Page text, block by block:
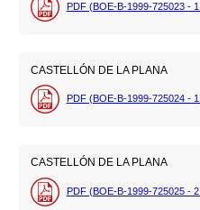
PDF (BOE-B-1999-725023 - 1
CASTELLÓN DE LA PLANA
PDF (BOE-B-1999-725024 - 1
CASTELLÓN DE LA PLANA
PDF (BOE-B-1999-725025 - 2